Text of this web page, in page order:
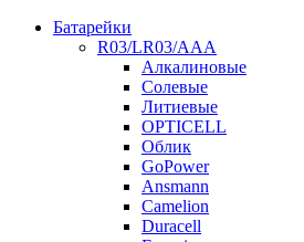
Батарейки
R03/LR03/AAA
Алкалиновые
Солевые
Литиевые
OPTICELL
Облик
GoPower
Ansmann
Camelion
Duracell